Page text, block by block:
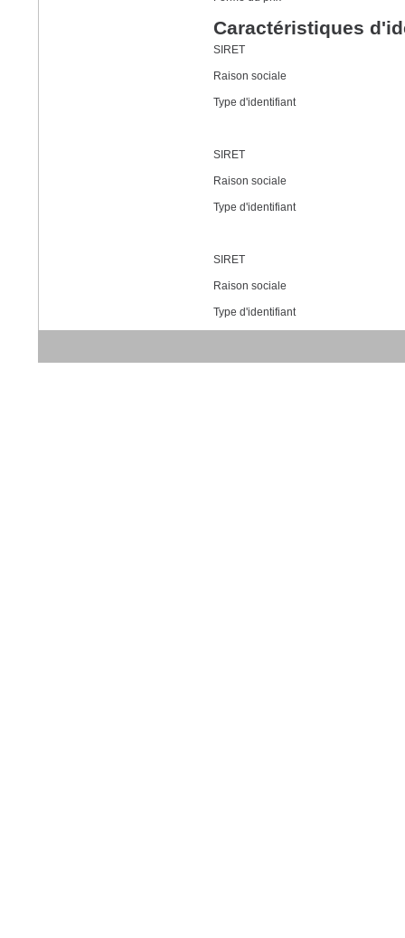
Caractéristiques
SIRET
Raison sociale
Type d'identifiant
SIRET
Raison sociale
Type d'identifiant
SIRET
Raison sociale
Type d'identifiant